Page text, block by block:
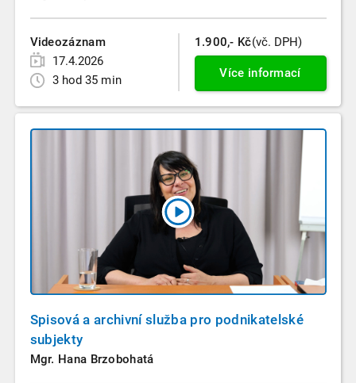
Videozáznam
17.4.2026
3 hod 35 min
1.900,- Kč(vč. DPH)
Více informací
Spisová a archivní služba pro podnikatelské
subjekty
Mgr. Hana Brzobohatá